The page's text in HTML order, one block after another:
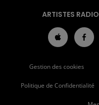
ARTISTES
Gestion des cookies
Politique de Confidentialité